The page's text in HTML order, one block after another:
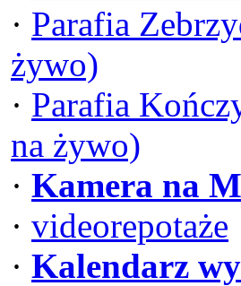
· Parafia
żywo)
· Parafia
na żywo)
· Kamera na
· videorepotaże
· Kalendarz